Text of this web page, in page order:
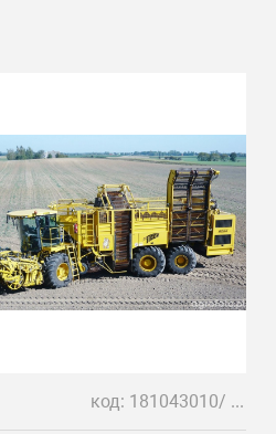
код: 181043010/ 181043000/ O-20160642/ 171260015695 Z 17